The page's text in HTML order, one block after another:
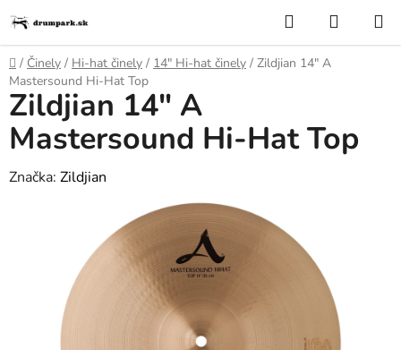
na
obsah
Hľadať
KOŠÍK
Domov
/ Činely / Hi-hat činely / 14″ Hi-hat či­ne­ly / Zildjian 14" A
Mastersound Hi-Hat Top
Zildjian 14" A
Mastersound Hi-Hat Top
Značka: Zildjian